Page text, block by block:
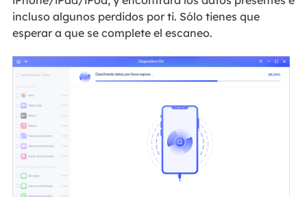
incluso algunos perdidos por ti. Sólo tienes que
esperar a que se complete el escaneo.